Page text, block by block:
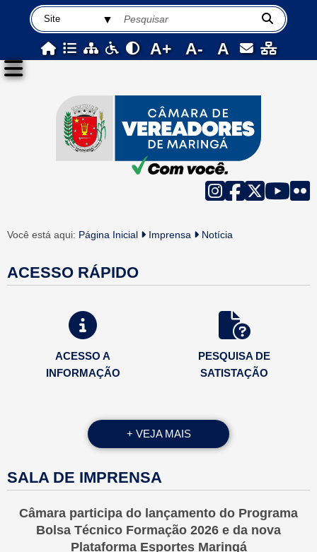
A+ A- A
Você está aqui: Página Inicial Imprensa Notícia
ACESSO RÁPIDO
ACESSO A
INFORMAÇÃO
PESQUISA DE
SATISTAÇÃO
SESSÃO
+ VEJA MAIS
SALA DE IMPRENSA
Câmara participa do lançamento do Programa
Bolsa Técnico Formação 2026 e da nova
Plataforma Esportes Maringá